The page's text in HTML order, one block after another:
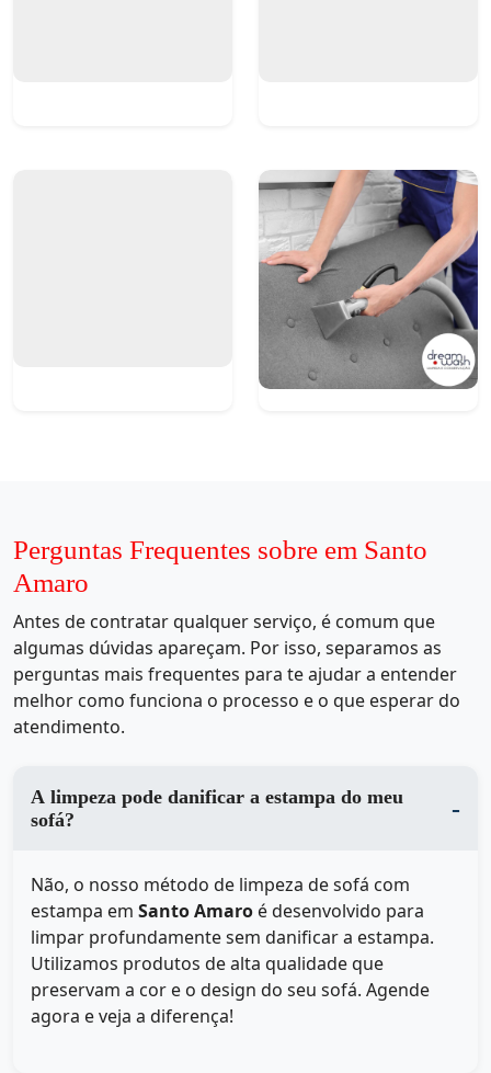
Perguntas Frequentes sobre em Santo
Amaro
Antes de contratar qualquer serviço, é comum que
algumas dúvidas apareçam. Por isso, separamos as
perguntas mais frequentes para te ajudar a entender
melhor como funciona o processo e o que esperar do
atendimento.
A limpeza pode danificar a estampa do meu
sofá?
Não, o nosso método de limpeza de sofá com
estampa em Santo Amaro é desenvolvido para
limpar profundamente sem danificar a estampa.
Utilizamos produtos de alta qualidade que
preservam a cor e o design do seu sofá. Agende
agora e veja a diferença!